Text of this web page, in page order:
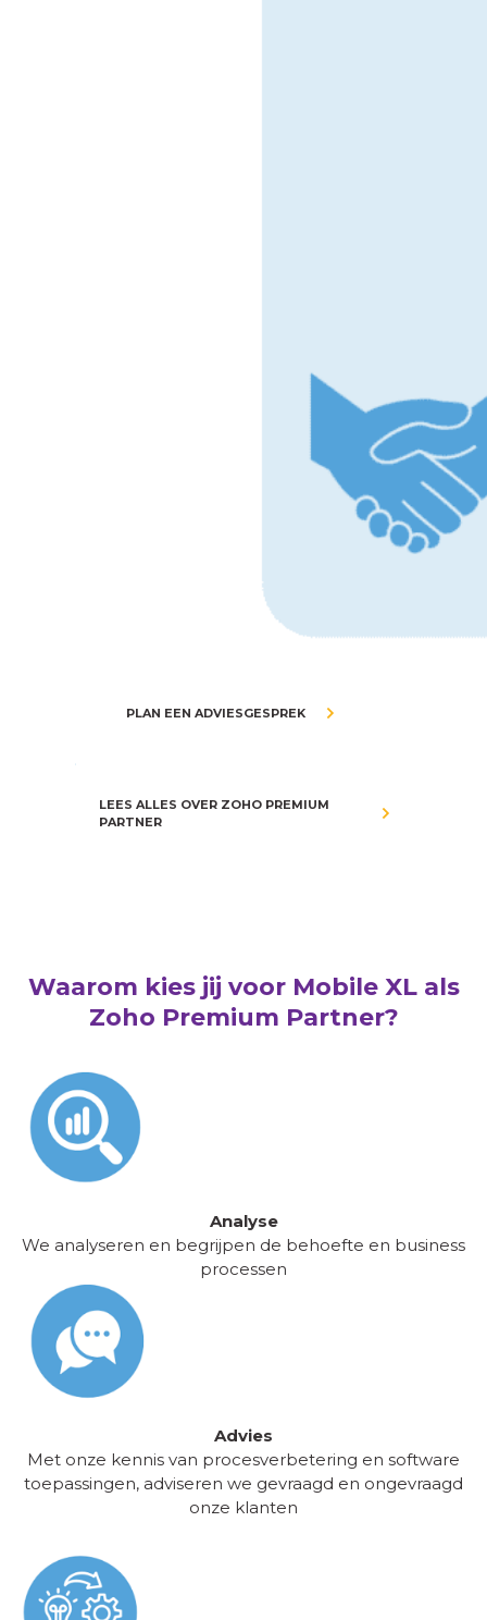
PLAN EEN ADVIESGESPREK
.
LEES ALLES OVER ZOHO PREMIUM
PARTNER
Waarom kies jij voor Mobile XL als
Zoho Premium Partner?
Analyse
We analyseren en begrijpen de behoefte en business
processen
Advies
Met onze kennis van procesverbetering en software
toepassingen, adviseren we gevraagd en ongevraagd
onze klanten